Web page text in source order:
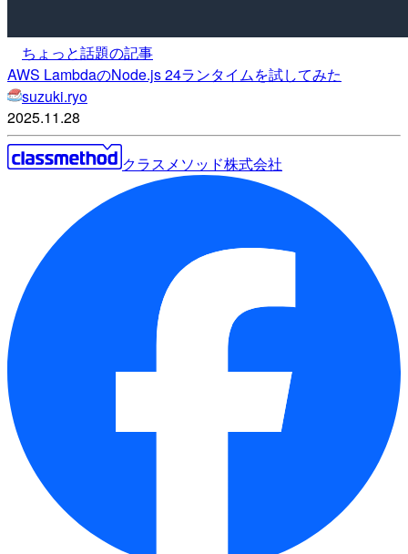
ちょっと話題の記事
AWS LambdaのNode.js 24ランタイムを試してみた
suzuki.ryo
2025.11.28
クラスメソッド株式会社